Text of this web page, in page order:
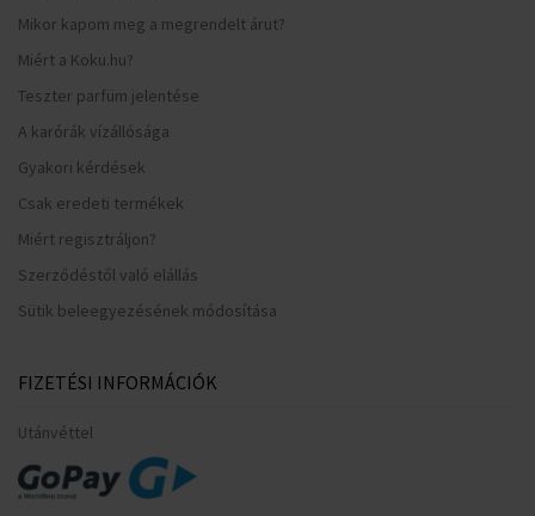
Mikor kapom meg a megrendelt árut?
Miért a Koku.hu?
Teszter parfüm jelentése
A karórák vízállósága
Gyakori kérdések
Csak eredeti termékek
Miért regisztráljon?
Szerződéstől való elállás
Sütik beleegyezésének módosítása
FIZETÉSI INFORMÁCIÓK
Utánvéttel